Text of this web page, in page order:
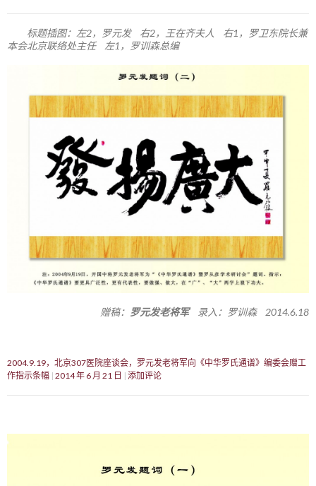
标题插图：左2，罗元发 右2，王在齐夫人 右1，罗卫东院长兼
本会北京联络处主任 左1，罗训森总编
赠稿： 罗元发老将军录入：罗训森 2014.6.18
2004.9.19，北京307医院座谈会，罗元发老将军向《中华罗氏通谱》编委会赠工
作指示条幅 2014 年 6 月 21 日 添加评论